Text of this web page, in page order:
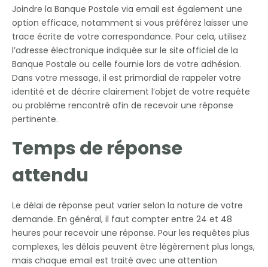
Joindre la Banque Postale via email est également une
option efficace, notamment si vous préférez laisser une
trace écrite de votre correspondance. Pour cela, utilisez
l’adresse électronique indiquée sur le site officiel de la
Banque Postale ou celle fournie lors de votre adhésion.
Dans votre message, il est primordial de rappeler votre
identité et de décrire clairement l’objet de votre requête
ou problème rencontré afin de recevoir une réponse
pertinente.
Temps de réponse
attendu
Le délai de réponse peut varier selon la nature de votre
demande. En général, il faut compter entre 24 et 48
heures pour recevoir une réponse. Pour les requêtes plus
complexes, les délais peuvent être légèrement plus longs,
mais chaque email est traité avec une attention